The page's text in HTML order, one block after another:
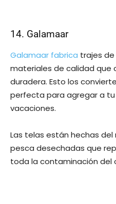
14. Galamaar
Galamaar fabrica trajes
materiales de calidad que
duradera. Esto los
perfecta para agregar a
vacaciones.
Las telas están hechas del
pesca desechadas que
toda la contaminación del